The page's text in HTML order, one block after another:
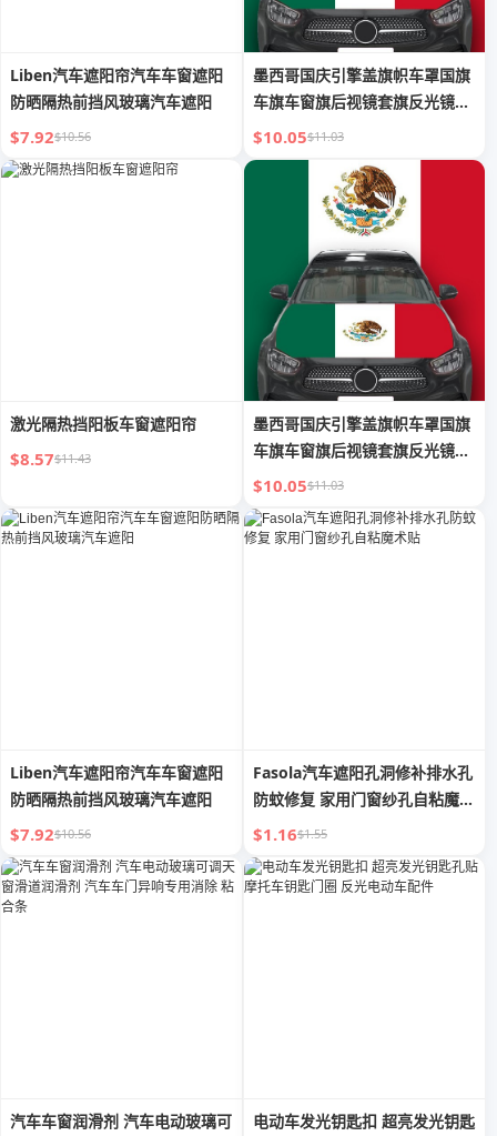
Liben汽车遮阳帘汽车车窗遮阳
防晒隔热前挡风玻璃汽车遮阳
$7.92$10.56
墨西哥国庆引擎盖旗帜车罩国旗
车旗车窗旗后视镜套旗反光镜车
罩旗
$10.05$11.03
激光隔热挡阳板车窗遮阳帘
$8.57$11.43
墨西哥国庆引擎盖旗帜车罩国旗
车旗车窗旗后视镜套旗反光镜车
罩旗
$10.05$11.03
Liben汽车遮阳帘汽车车窗遮阳
防晒隔热前挡风玻璃汽车遮阳
$7.92$10.56
Fasola汽车遮阳孔洞修补排水孔
防蚊修复 家用门窗纱孔自粘魔术
贴
$1.16$1.55
汽车车窗润滑剂 汽车电动玻璃可
电动车发光钥匙扣 超亮发光钥匙